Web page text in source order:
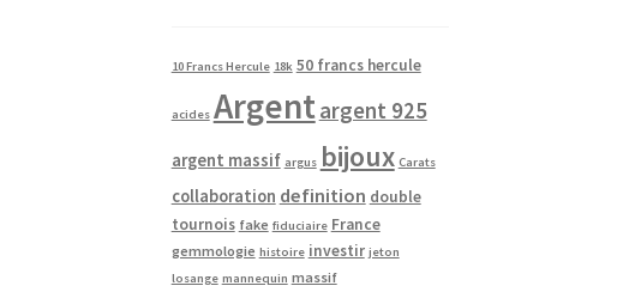
10 Francs Hercule 18k 50 francs hercule
acides Argentargent 925
argent massif argus bijoux Carats
collaboration definition double
tournois fake fiduciaire France
gemmologie histoire investir jeton
losange mannequin massif